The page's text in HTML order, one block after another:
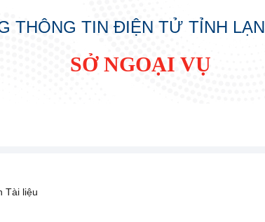
THÔNG TIN ĐIỆN TỬ TỈNH
SỞ NGOẠI VỤ
Tài liệu